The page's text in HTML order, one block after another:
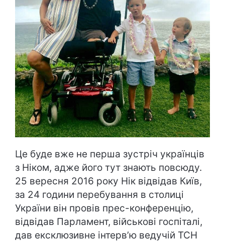
Це буде вже не перша зустріч українців
з Ніком, адже його тут знають повсюду.
25 вересня 2016 року Нік відвідав Київ,
за 24 години перебування в столиці
України він провів прес-конференцію,
відвідав Парламент, військові госпіталі,
дав ексклюзивне інтерв’ю ведучій ТСН